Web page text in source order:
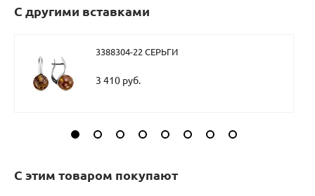
С другими вставками
3388304-22 СЕРЬГИ
3 410 руб.
С этим товаром покупают